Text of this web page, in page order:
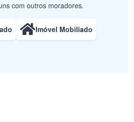
com outros moradores.
Imóvel Mobiliado